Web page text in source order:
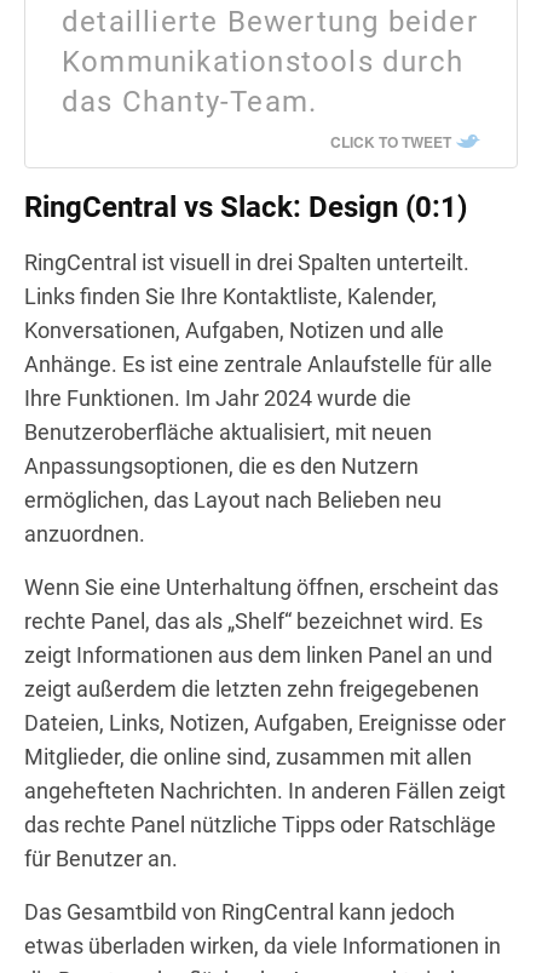
detaillierte Bewertung beider
Kommunikationstools durch
das Chanty-Team.
CLICK TO TWEET
RingCentral vs Slack: Design (0:1)
RingCentral ist visuell in drei Spalten unterteilt.
Links finden Sie Ihre Kontaktliste, Kalender,
Konversationen, Aufgaben, Notizen und alle
Anhänge. Es ist eine zentrale Anlaufstelle für alle
Ihre Funktionen. Im Jahr 2024 wurde die
Benutzeroberfläche aktualisiert, mit neuen
Anpassungsoptionen, die es den Nutzern
ermöglichen, das Layout nach Belieben neu
anzuordnen.
Wenn Sie eine Unterhaltung öffnen, erscheint das
rechte Panel, das als „Shelf“ bezeichnet wird. Es
zeigt Informationen aus dem linken Panel an und
zeigt außerdem die letzten zehn freigegebenen
Dateien, Links, Notizen, Aufgaben, Ereignisse oder
Mitglieder, die online sind, zusammen mit allen
angehefteten Nachrichten. In anderen Fällen zeigt
das rechte Panel nützliche Tipps oder Ratschläge
für Benutzer an.
Das Gesamtbild von RingCentral kann jedoch
etwas überladen wirken, da viele Informationen in